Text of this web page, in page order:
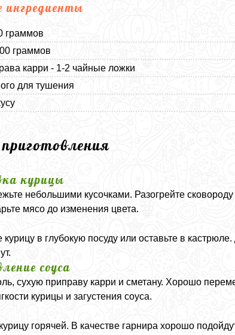
ингредиенты
граммов
граммов
карри - 1-2 чайные ложки
для тушения
приготовления
курицы
небольшими кусочками. Разогрейте
мясо до изменения цвета.
курицу в глубокую посуду или оставьте в
соуса
сухую приправу карри и сметану. Хорошо
курицы и загустения соуса.
горячей. В качестве гарнира хорошо